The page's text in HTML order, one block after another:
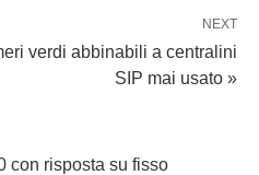
NEXT
verdi abbinabili a centralini
SIP mai usato »
con risposta su fisso